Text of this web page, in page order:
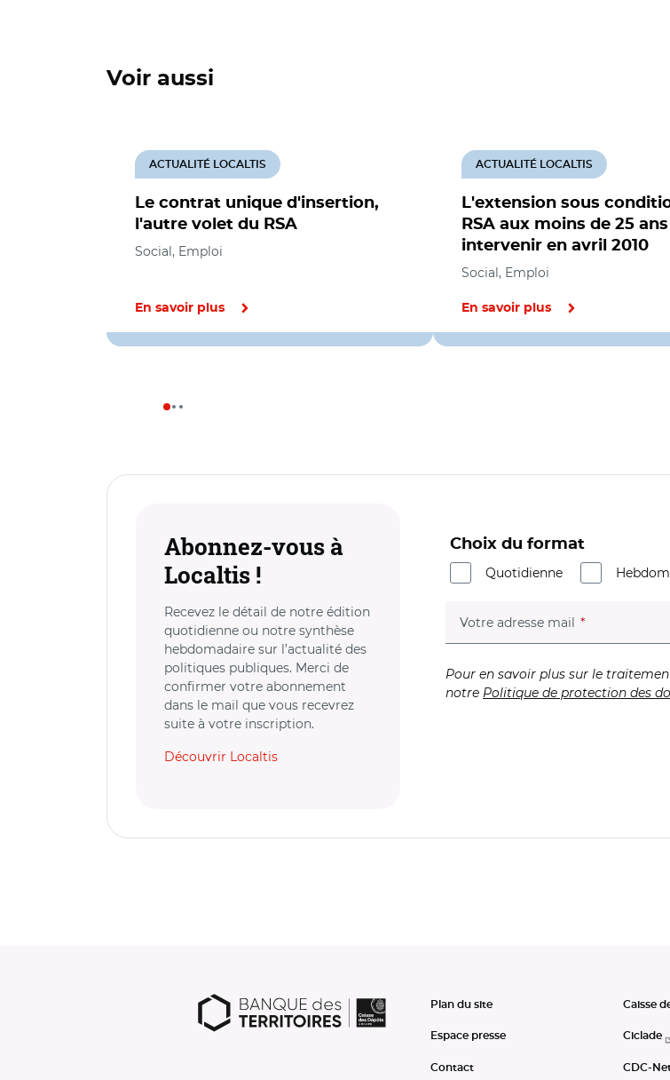
Voir aussi
Le contrat unique d'insertion,
l'autre volet du RSA
ACTUALITÉ LOCALTIS
Social, Emploi
En savoir plus
L'extension sous
RSA aux moins de 25
intervenir en avril 2010
ACTUALITÉ LOCALTIS
Social, Emploi
En savoir plus
Abonnez-vous à
Localtis !
Recevez le détail de notre édition
quotidienne ou notre synthèse
hebdomadaire sur l’actualité des
politiques publiques. Merci de
confirmer votre abonnement
dans le mail que vous recevrez
suite à votre inscription.
Découvrir Localtis
Choix du format
Quotidienne
Votre adresse mail (champ
Pour en savoir plus sur le
notre Politique de protection des
Plan du site
Espace presse
Contact
Caisse
Ciclade
CDC-